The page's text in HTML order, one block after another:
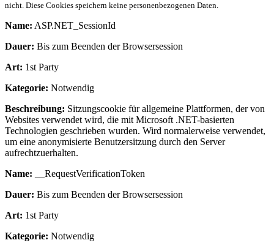
nicht. Diese Cookies speichern keine personenbezogenen Daten.
Name: ASP.NET_SessionId
Dauer: Bis zum Beenden der Browsersession
Art: 1st Party
Kategorie: Notwendig
Beschreibung: Sitzungscookie für allgemeine Plattformen, der von
Websites verwendet wird, die mit Microsoft .NET-basierten
Technologien geschrieben wurden. Wird normalerweise verwendet,
um eine anonymisierte Benutzersitzung durch den Server
aufrechtzuerhalten.
Name: __RequestVerificationToken
Dauer: Bis zum Beenden der Browsersession
Art: 1st Party
Kategorie: Notwendig